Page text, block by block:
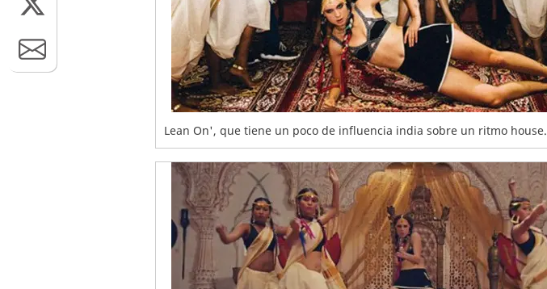
Lean On', que tiene un poco de influencia india sobre un ritmo house.